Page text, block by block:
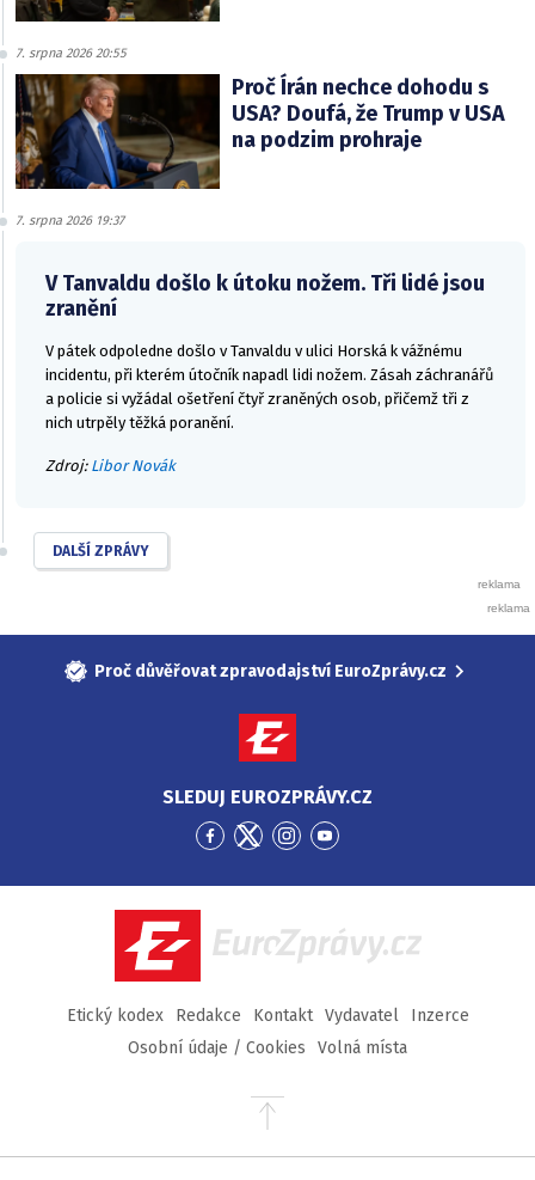
7. srpna 2026 20:55
Proč Írán nechce dohodu s
USA? Doufá, že Trump v USA
na podzim prohraje
7. srpna 2026 19:37
V Tanvaldu došlo k útoku nožem. Tři lidé jsou
zranění
V pátek odpoledne došlo v Tanvaldu v ulici Horská k vážnému
incidentu, při kterém útočník napadl lidi nožem. Zásah záchranářů
a policie si vyžádal ošetření čtyř zraněných osob, přičemž tři z
nich utrpěly těžká poranění.
Zdroj: Libor Novák
DALŠÍ ZPRÁVY
Proč důvěřovat zpravodajství EuroZprávy.cz
SLEDUJ EUROZPRÁVY.CZ
Přejít
Facebook
Přejít
Twitter
Přejít
Instagram
Přejít
YouTube
EuroZprávy.cz
Etický kodex Redakce Kontakt Vydavatel
Inzerce
Osobní údaje / Cookies
Volná místa
Přejít
stránky